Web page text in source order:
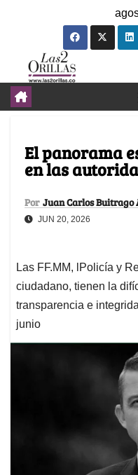
El panorama
en las
Por Juan Carlos Buitrago
JUN 20, 2026
Las FF.MM, lPolicía y
ciudadano, tienen la
transparencia e
junio